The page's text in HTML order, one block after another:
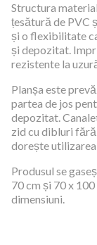
Structura
țesătură de PVC
și o flexibilitate
și depozitat.
rezistente la
Planșa este
partea de jos
depozitat.
zid cu dibluri fără
dorește utilizarea
Produsul se
70 cm și 70 x
dimensiuni.